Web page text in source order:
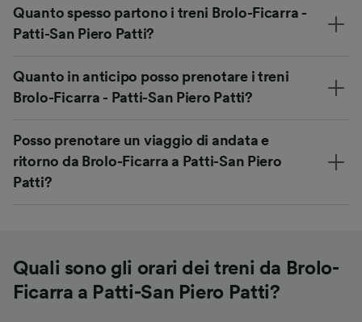
Quanto spesso partono i treni Brolo-Ficarra -
Patti-San Piero Patti?
Quanto in anticipo posso prenotare i treni
Brolo-Ficarra - Patti-San Piero Patti?
Posso prenotare un viaggio di andata e
ritorno da Brolo-Ficarra a Patti-San Piero
Patti?
Quali sono gli orari dei treni da Brolo-
Ficarra a Patti-San Piero Patti?